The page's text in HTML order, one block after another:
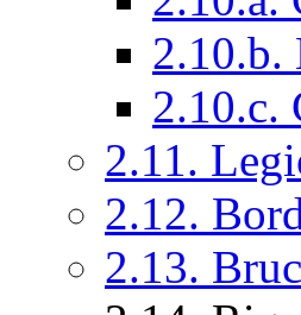
2.10.b.
2.10.c.
2.11.
2.12.
2.13.